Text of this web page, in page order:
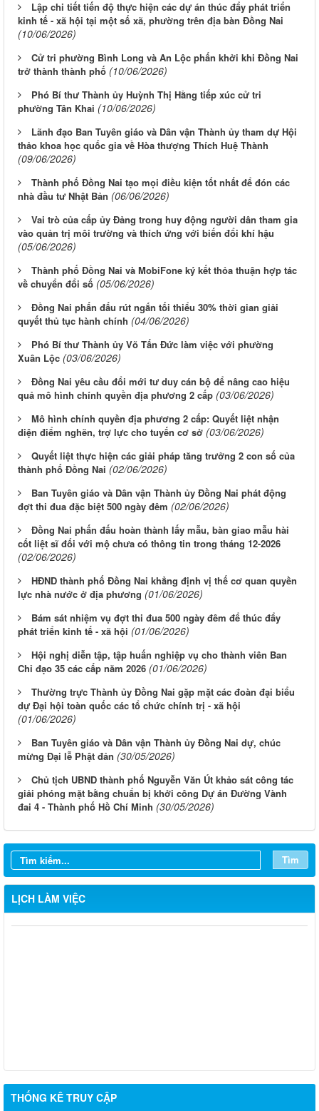
Lập chi tiết tiến độ thực hiện các dự án thúc đẩy phát triển
kinh tế - xã hội tại một số xã, phường trên địa bàn Đồng Nai
(10/06/2026)
Cử tri phường Bình Long và An Lộc phấn khởi khi Đồng Nai
trở thành thành phố (10/06/2026)
Phó Bí thư Thành ủy Huỳnh Thị Hằng tiếp xúc cử tri
phường Tân Khai (10/06/2026)
Lãnh đạo Ban Tuyên giáo và Dân vận Thành ủy tham dự Hội
thảo khoa học quốc gia về Hòa thượng Thích Huệ Thành
(09/06/2026)
Thành phố Đồng Nai tạo mọi điều kiện tốt nhất để đón các
nhà đầu tư Nhật Bản (06/06/2026)
Vai trò của cấp ủy Đảng trong huy động người dân tham gia
vào quản trị môi trường và thích ứng với biến đổi khí hậu
(05/06/2026)
Thành phố Đồng Nai và MobiFone ký kết thỏa thuận hợp tác
về chuyển đổi số (05/06/2026)
Đồng Nai phấn đấu rút ngắn tối thiểu 30% thời gian giải
quyết thủ tục hành chính (04/06/2026)
Phó Bí thư Thành ủy Võ Tấn Đức làm việc với phường
Xuân Lộc (03/06/2026)
Đồng Nai yêu cầu đổi mới tư duy cán bộ để nâng cao hiệu
quả mô hình chính quyền địa phương 2 cấp (03/06/2026)
Mô hình chính quyền địa phương 2 cấp: Quyết liệt nhận
diện điểm nghẽn, trợ lực cho tuyến cơ sở (03/06/2026)
Quyết liệt thực hiện các giải pháp tăng trưởng 2 con số của
thành phố Đồng Nai (02/06/2026)
Ban Tuyên giáo và Dân vận Thành ủy Đồng Nai phát động
đợt thi đua đặc biệt 500 ngày đêm (02/06/2026)
Đồng Nai phấn đấu hoàn thành lấy mẫu, bàn giao mẫu hài
cốt liệt sĩ đối với mộ chưa có thông tin trong tháng 12-2026
(02/06/2026)
HĐND thành phố Đồng Nai khẳng định vị thế cơ quan quyền
lực nhà nước ở địa phương (01/06/2026)
Bám sát nhiệm vụ đợt thi đua 500 ngày đêm để thúc đẩy
phát triển kinh tế - xã hội (01/06/2026)
Hội nghị diễn tập, tập huấn nghiệp vụ cho thành viên Ban
Chỉ đạo 35 các cấp năm 2026 (01/06/2026)
Thường trực Thành ủy Đồng Nai gặp mặt các đoàn đại biểu
dự Đại hội toàn quốc các tổ chức chính trị - xã hội
(01/06/2026)
Ban Tuyên giáo và Dân vận Thành ủy Đồng Nai dự, chúc
mừng Đại lễ Phật đản (30/05/2026)
Chủ tịch UBND thành phố Nguyễn Văn Út khảo sát công tác
giải phóng mặt bằng chuẩn bị khởi công Dự án Đường Vành
đai 4 - Thành phố Hồ Chí Minh (30/05/2026)
Tìm
LỊCH LÀM VIỆC
Từ ngày 03/8/2026 đến ngày 09/8/2026
THỐNG KÊ TRUY CẬP